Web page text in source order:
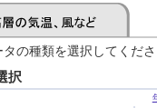
の種類を選択してくだ
択